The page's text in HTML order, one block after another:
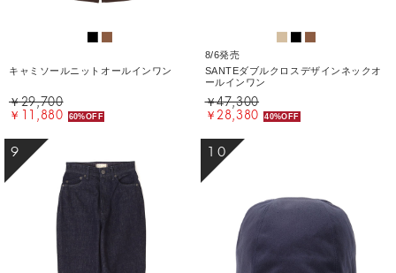
キャミソールニットオールインワン
￥29,700
￥11,880 60%OFF
8/6発売
SANTEダブルクロスデザインネックオ
ールインワン
￥47,300
￥28,380 40%OFF
9 10